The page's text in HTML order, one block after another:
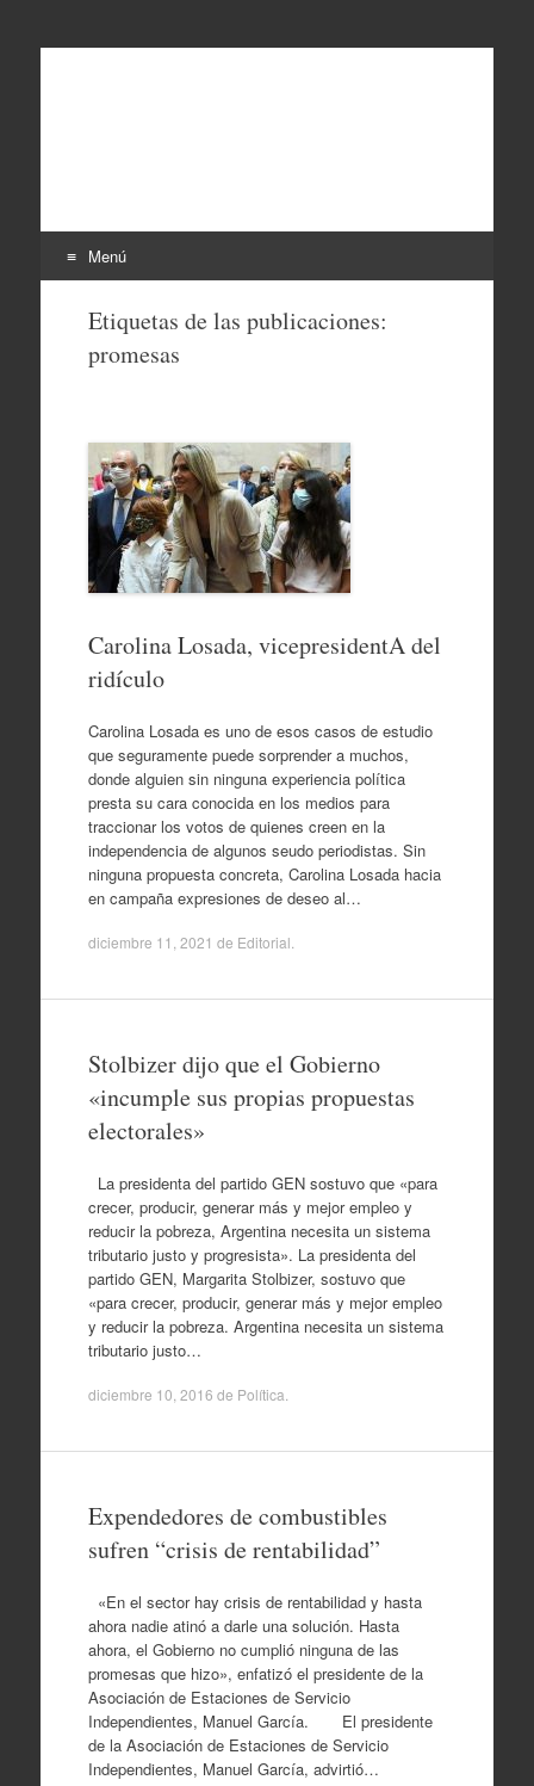
Menú
contenido
Etiquetas de las publicaciones:
promesas
Carolina Losada, vicepresidentA del
ridículo
Carolina Losada es uno de esos casos de estudio
que seguramente puede sorprender a muchos,
donde alguien sin ninguna experiencia política
presta su cara conocida en los medios para
traccionar los votos de quienes creen en la
independencia de algunos seudo periodistas. Sin
ninguna propuesta concreta, Carolina Losada hacia
en campaña expresiones de deseo al…
diciembre 11, 2021 de Editorial
Stolbizer dijo que el Gobierno
«incumple sus propias propuestas
electorales»
La presidenta del partido GEN sostuvo que «para
crecer, producir, generar más y mejor empleo y
reducir la pobreza, Argentina necesita un sistema
tributario justo y progresista». La presidenta del
partido GEN, Margarita Stolbizer, sostuvo que
«para crecer, producir, generar más y mejor empleo
y reducir la pobreza. Argentina necesita un sistema
tributario justo…
diciembre 10, 2016 de Política
Expendedores de combustibles
sufren “crisis de rentabilidad”
«En el sector hay crisis de rentabilidad y hasta
ahora nadie atinó a darle una solución. Hasta
ahora, el Gobierno no cumplió ninguna de las
promesas que hizo», enfatizó el presidente de la
Asociación de Estaciones de Servicio
Independientes, Manuel García. El presidente
de la Asociación de Estaciones de Servicio
Independientes, Manuel García, advirtió…